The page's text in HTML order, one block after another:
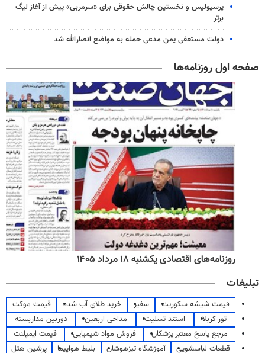
پرسپولیس و نخستین چالش حقوقی برای «سرمربی» پیش از آغاز لیگ
برتر
دولت مستعفی یمن مدعی حمله به مواضع انصارالله شد
صفحه اول روزنامه‌ها
روزنامه‌های اقتصادی یکشنبه ۱۸ مرداد ۱۴۰۵
تبلیغات
قیمت شیشه سکوریت سفیر خرید طلای آب شده
قیمت موکت
تور کربلا
استند تسلیت مداحی اربعین
دوربین مداربسته
مرجع پاسخ معتبر پزشکان
فروش مواد شیمیایی
قیمت ایمپلنت
قطعات لباسشویی
آموزشگاه تیزهوشان بلیط هواپیما
پرشین هتل